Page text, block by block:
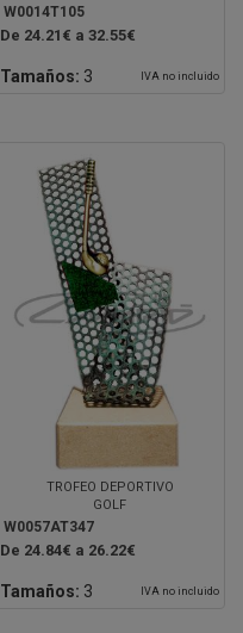
W0014T105
De 24.21€ a 32.55€
Tamaños: 3 IVA no incluido
TROFEO DEPORTIVO
GOLF
W0057AT347
De 24.84€ a 26.22€
Tamaños: 3 IVA no incluido